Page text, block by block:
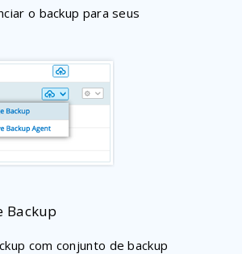
o backup para seus
Backup
com conjunto de backup